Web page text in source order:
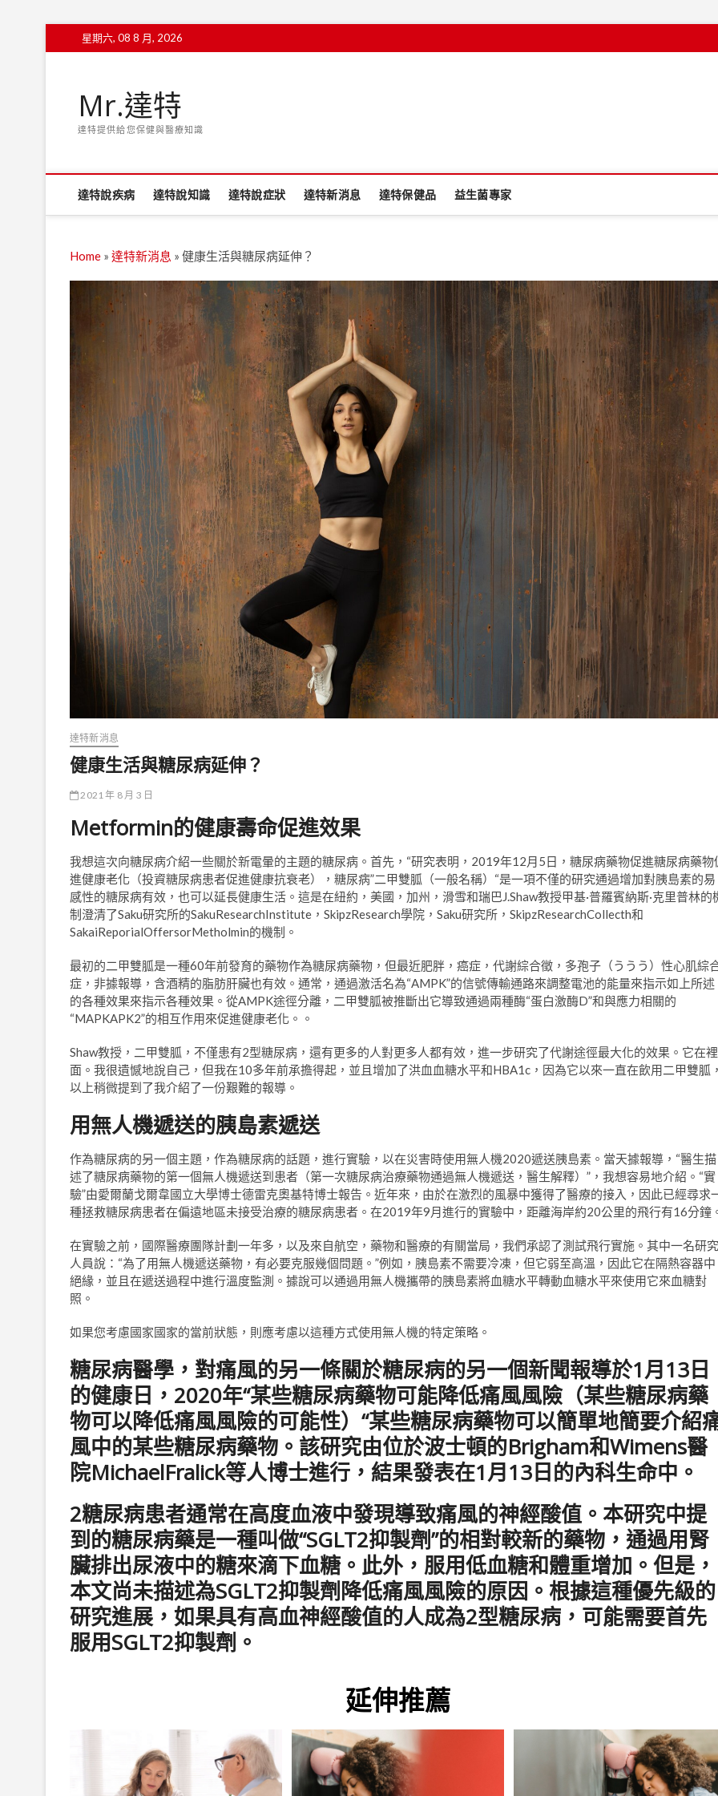
to
星期六, 08 8 月, 2026
Mr.達特
達特提供給您保健與醫療知識
達特說疾病 達特說知識 達特說症狀 達特新消息 達特保健品 益生菌專家
Home » 達特新消息 » 健康生活與糖尿病延伸？
達特新消息
健康生活與糖尿病延伸？
2021 年 8 月 3 日
Metformin的健康壽命促進效果
我想這次向糖尿病介紹一些關於新電暈的主題的糖尿病。首先，“研究表明，2019年12月5日，糖尿病藥物促進糖尿病藥物
進健康老化（投資糖尿病患者促進健康抗衰老），糖尿病”二甲雙胍（一般名稱）“是一項不僅的研究通過增加對胰島素的易
感性的糖尿病有效，也可以延長健康生活。這是在紐約，美國，加州，滑雪和瑞巴J.Shaw教授甲基·普羅賓納斯·克里普林的
制澄清了Saku研究所的SakuResearchInstitute，SkipzResearch學院，Saku研究所，SkipzResearchCollecth和
SakaiReporialOffersorMetholmin的機制。
最初的二甲雙胍是一種60年前發育的藥物作為糖尿病藥物，但最近肥胖，癌症，代謝綜合徵，多孢子（ううう）性心肌綜
症，非據報導，含酒精的脂肪肝臟也有效。通常，通過激活名為“AMPK”的信號傳輸通路來調整電池的能量來指示如上所述
的各種效果來指示各種效果。從AMPK途徑分離，二甲雙胍被推斷出它導致通過兩種酶“蛋白激酶D”和與應力相關的
“MAPKAPK2”的相互作用來促進健康老化。。
Shaw教授，二甲雙胍，不僅患有2型糖尿病，還有更多的人對更多人都有效，進一步研究了代謝途徑最大化的效果。它在裡
面。我很遺憾地說自己，但我在10多年前承擔得起，並且增加了洪血血糖水平和HBA1c，因為它以來一直在飲用二甲雙胍，
以上稍微提到了我介紹了一份艱難的報導。
用無人機遞送的胰島素遞送
作為糖尿病的另一個主題，作為糖尿病的話題，進行實驗，以在災害時使用無人機2020遞送胰島素。當天據報導，“醫生描
述了糖尿病藥物的第一個無人機遞送到患者（第一次糖尿病治療藥物通過無人機遞送，醫生解釋）”，我想容易地介紹。“實
驗”由愛爾蘭戈爾韋國立大學博士德雷克奧基特博士報告。近年來，由於在激烈的風暴中獲得了醫療的接入，因此已經尋求
種拯救糖尿病患者在偏遠地區未接受治療的糖尿病患者。在2019年9月進行的實驗中，距離海岸約20公里的飛行有16分鐘
在實驗之前，國際醫療團隊計劃一年多，以及來自航空，藥物和醫療的有關當局，我們承認了測試飛行實施。其中一名研究
人員說：“為了用無人機遞送藥物，有必要克服幾個問題。”例如，胰島素不需要冷凍，但它弱至高溫，因此它在隔熱容器中
絕緣，並且在遞送過程中進行溫度監測。據說可以通過用無人機攜帶的胰島素將血糖水平轉動血糖水平來使用它來血糖對
照。
如果您考慮國家國家的當前狀態，則應考慮以這種方式使用無人機的特定策略。
糖尿病醫學，對痛風的另一條關於糖尿病的另一個新聞報導於1月13日
的健康日，2020年“某些糖尿病藥物可能降低痛風風險（某些糖尿病藥
物可以降低痛風風險的可能性）“某些糖尿病藥物可以簡單地簡要介紹
風中的某些糖尿病藥物。該研究由位於波士頓的Brigham和Wimens醫
院MichaelFralick等人博士進行，結果發表在1月13日的內科生命中。
2糖尿病患者通常在高度血液中發現導致痛風的神經酸值。本研究中提
到的糖尿病藥是一種叫做“SGLT2抑製劑”的相對較新的藥物，通過用腎
臟排出尿液中的糖來滴下血糖。此外，服用低血糖和體重增加。但是，
本文尚未描述為SGLT2抑製劑降低痛風風險的原因。根據這種優先級的
研究進展，如果具有高血神經酸值的人成為2型糖尿病，可能需要首先
服用SGLT2抑製劑。
延伸推薦